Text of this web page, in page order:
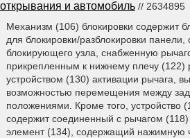
открывания и автомобиль // 2634895
Механизм (106) блокировки содержит
для блокировки/разблокировки панели,
блокирующего узла, снабженную
прикрепленным к нижнему плечу (122)
устройством (130) активации рычага,
возможностью перемещения между
положениями. Кроме того, устройство
содержит соединенный с рычагом
элемент (134), содержащий нажимную